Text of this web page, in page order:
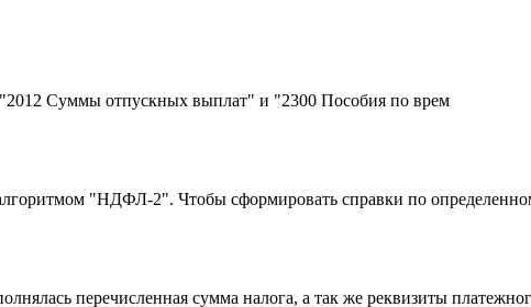
Суммы отпускных выплат" и "2300 Пособия по врем
"НДФЛ-2". Чтобы сформировать справки по
перечисленная сумма налога, а так же реквизиты